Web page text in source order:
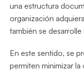
una estructura
organización
también se
En este sentido, se
permiten minimizar